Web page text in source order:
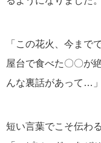
「この花火、今まで
屋台で食べた〇〇が
んな裏話があって…」
短い言葉でこそ伝わ